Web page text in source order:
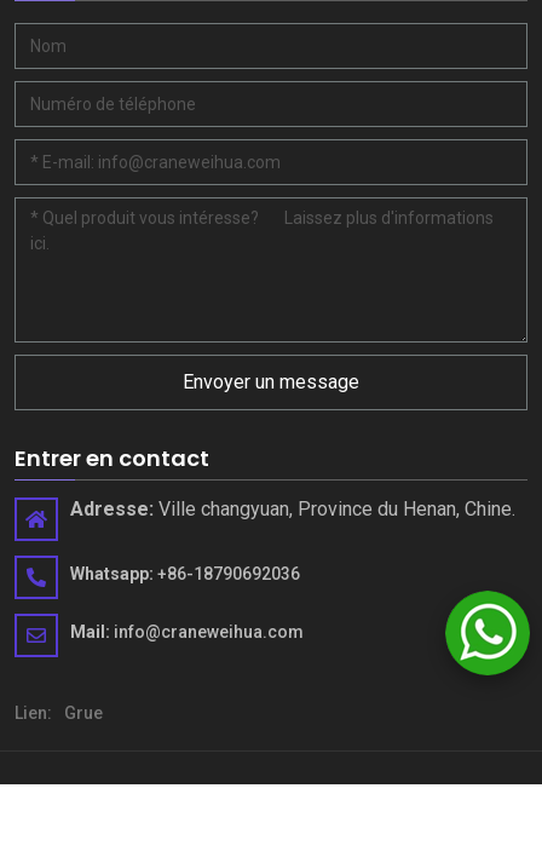
Envoyer un message
Entrer en contact
Adresse: Ville changyuan, Province du Henan, Chine.
Whatsapp: +86-18790692036
Mail: info@craneweihua.com
Lien: Grue